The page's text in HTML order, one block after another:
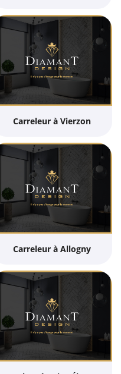
Carreleur à Vierzon
Carreleur à Allogny